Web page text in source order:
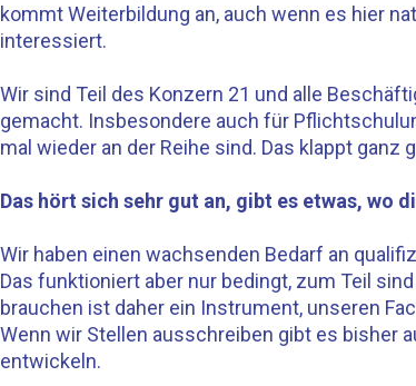
kommt Weiterbildung an, auch wenn es hier
interessiert.
Wir sind Teil des Konzern 21 und alle
gemacht. Insbesondere auch für
mal wieder an der Reihe sind. Das klappt ganz
Das hört sich sehr gut an, gibt es etwas, wo
Wir haben einen wachsenden Bedarf an
Das funktioniert aber nur bedingt, zum Teil
brauchen ist daher ein Instrument, unseren
Wenn wir Stellen ausschreiben gibt es bisher
entwickeln.